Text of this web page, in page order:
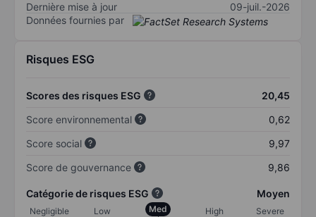
Dernière mise à jour
09-juil.-2026
Données fournies par
Risques ESG
Scores des risques ESG
20,45
Score environnemental
0,62
Score social
9,97
Score de gouvernance
9,86
Catégorie de risques ESG Moyen
Negligible Low Med High
Severe